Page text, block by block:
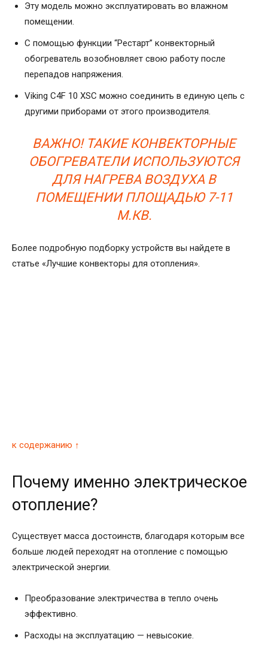
Эту модель можно эксплуатировать во влажном
помещении.
С помощью функции “Рестарт” конвекторный
обогреватель возобновляет свою работу после
перепадов напряжения.
Viking C4F 10 XSC можно соединить в единую цепь с
другими приборами от этого производителя.
ВАЖНО! ТАКИЕ КОНВЕКТОРНЫЕ
ОБОГРЕВАТЕЛИ ИСПОЛЬЗУЮТСЯ
ДЛЯ НАГРЕВА ВОЗДУХА В
ПОМЕЩЕНИИ ПЛОЩАДЬЮ 7-11
М.КВ.
Более подробную подборку устройств вы найдете в
статье «Лучшие конвекторы для отопления».
к содержанию ↑
Почему именно электрическое
отопление?
Существует масса достоинств, благодаря которым все
больше людей переходят на отопление с помощью
электрической энергии.
Преобразование электричества в тепло очень
эффективно.
Расходы на эксплуатацию — невысокие.